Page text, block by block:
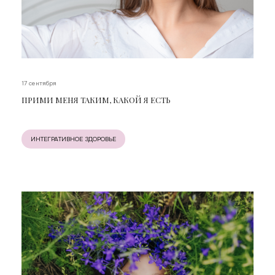
17 сентября
ПРИМИ МЕНЯ ТАКИМ, КАКОЙ Я ЕСТЬ
ИНТЕГРАТИВНОЕ ЗДОРОВЬЕ